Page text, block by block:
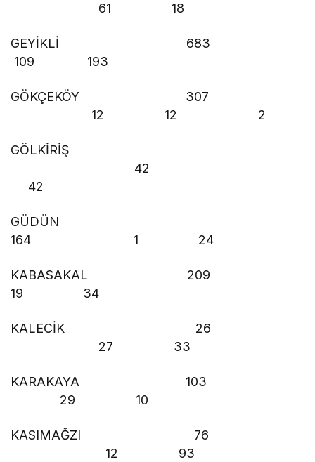
61 18
GEYİKLİ 683
109 193
GÖKÇEKÖY 307
12 12 2
GÖLKİRİŞ
42
42
GÜDÜN
164 1 24
KABASAKAL 209
19 34
KALECİK 26
27 33
KARAKAYA 103
29 10
KASIMAĞZI 76
12 93